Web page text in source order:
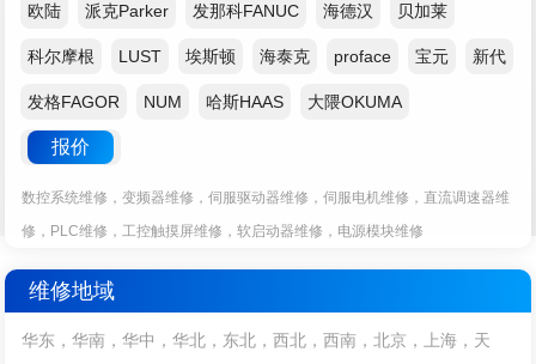
欧陆 派克Parker 发那科FANUC 海德汉 贝加莱
科尔摩根 LUST 埃斯顿 海泰克 proface 宝元 新代
发格FAGOR NUM 哈斯HAAS 大隈OKUMA
报价
数控系统维修，变频器维修，伺服驱动器维修，伺服电机维修，直流调速器维
修，PLC维修，工控触摸屏维修，软启动器维修，电源模块维修
维修地域
华东，华南，华中，华北，东北，西北，西南，北京，上海，天